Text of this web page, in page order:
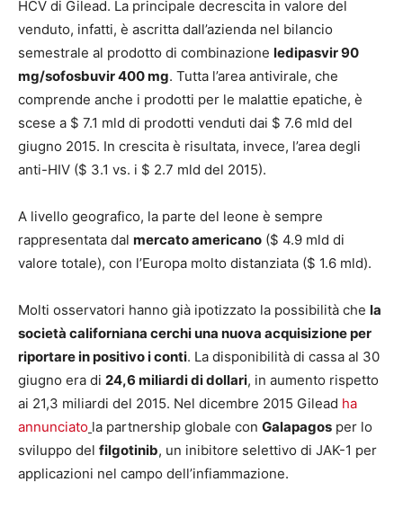
HCV di Gilead. La principale decrescita in valore del
venduto, infatti, è ascritta dall’azienda nel bilancio
semestrale al prodotto di combinazione ledipasvir 90
mg/sofosbuvir 400 mg. Tutta l’area antivirale, che
comprende anche i prodotti per le malattie epatiche, è
scese a $ 7.1 mld di prodotti venduti dai $ 7.6 mld del
giugno 2015. In crescita è risultata, invece, l’area degli
anti-HIV ($ 3.1 vs. i $ 2.7 mld del 2015).
A livello geografico, la parte del leone è sempre
rappresentata dal mercato americano ($ 4.9 mld di
valore totale), con l’Europa molto distanziata ($ 1.6 mld).
Molti osservatori hanno già ipotizzato la possibilità che la
società californiana cerchi una nuova acquisizione per
riportare in positivo i conti. La disponibilità di cassa al 30
giugno era di 24,6 miliardi di dollari, in aumento rispetto
ai 21,3 miliardi del 2015. Nel dicembre 2015 Gilead ha
annunciato la partnership globale con Galapagos per lo
sviluppo del filgotinib, un inibitore selettivo di JAK-1 per
applicazioni nel campo dell’infiammazione.